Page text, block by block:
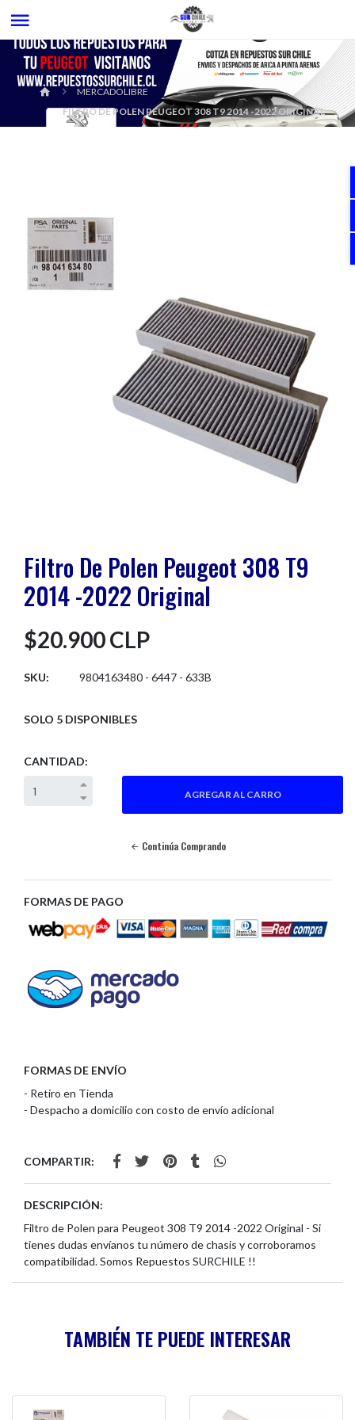
MERCADOLIBRE
FILTRO DE POLEN PEUGEOT 308 T9 2014 -2022 ORIGINAL
Filtro De Polen Peugeot 308 T9
2014 -2022 Original
$20.900 CLP
SKU: 9804163480 - 6447 - 633B
SOLO 5 DISPONIBLES
CANTIDAD:
Continúa Comprando
FORMAS DE PAGO
FORMAS DE ENVÍO
- Retiro en Tienda
- Despacho a domicilio con costo de envío adicional
COMPARTIR:
DESCRIPCIÓN:
Filtro de Polen para Peugeot 308 T9 2014 -2022 Original - Si
tienes dudas envíanos tu número de chasis y corroboramos
compatibilidad. Somos Repuestos SURCHILE !!
TAMBIÉN TE PUEDE INTERESAR